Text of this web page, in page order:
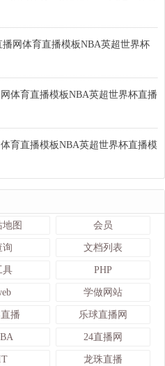
播网体育直播模板NBA英超世界杯
网体育直播模板NBA英超世界杯直播
体育直播模板NBA英超世界杯直播模
地图 会员
询 文档列表
具 PHP
学做网站
直播 乐球直播网
24直播网
龙珠直播